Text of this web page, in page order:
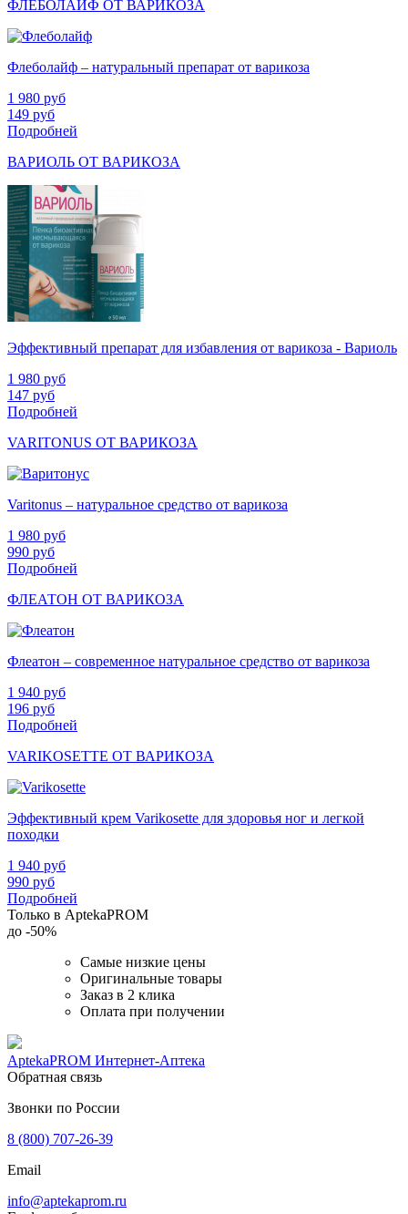
ФЛЕБОЛАЙФ ОТ ВАРИКОЗА
Флеболайф – натуральный препарат от варикоза
1 980 руб
149 руб
Подробней
ВАРИОЛЬ ОТ ВАРИКОЗА
Эффективный препарат для избавления от варикоза - Вариоль
1 980 руб
147 руб
Подробней
VARITONUS ОТ ВАРИКОЗА
Varitonus – натуральное средство от варикоза
1 980 руб
990 руб
Подробней
ФЛЕАТОН ОТ ВАРИКОЗА
Флеатон – современное натуральное средство от варикоза
1 940 руб
196 руб
Подробней
VARIKOSETTE ОТ ВАРИКОЗА
Эффективный крем Varikosette для здоровья ног и легкой
походки
1 940 руб
990 руб
Подробней
Только в AptekaPROM
до -50%
Самые низкие цены
Оригинальные товары
Заказ в 2 клика
Оплата при получении
AptekaPROM Интернет-Аптека
Обратная связь
Звонки по России
8 (800) 707-26-39
Email
info@aptekaprom.ru